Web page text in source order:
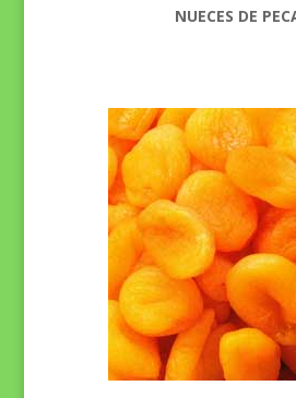
NUECES DE